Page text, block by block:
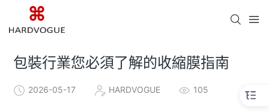
包裝行業您必須了解的收縮膜指南
2026-05-17 HARDVOGUE 105